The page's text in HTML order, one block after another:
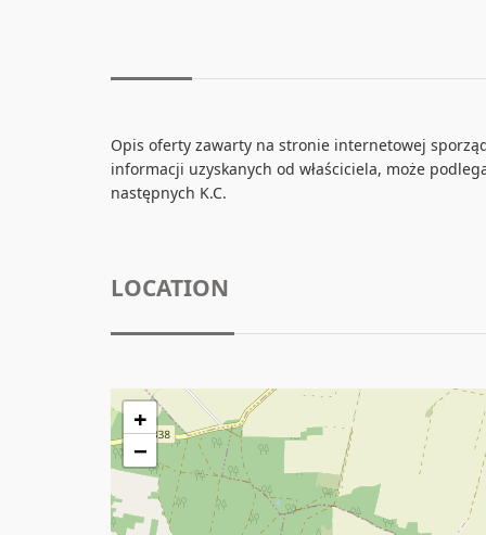
Opis oferty zawarty na stronie internetowej
informacji uzyskanych od właściciela, może
następnych K.C.
LOCATION
+
−